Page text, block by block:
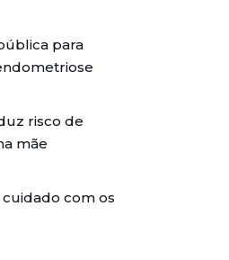
para
risco de
mãe
com os